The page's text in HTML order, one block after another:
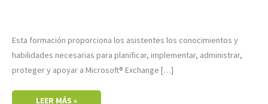
Esta formación proporciona los asistentes los conocimientos y
habilidades necesarias para planificar, implementar, administrar,
proteger y apoyar a Microsoft® Exchange […]
LEER MÁS »